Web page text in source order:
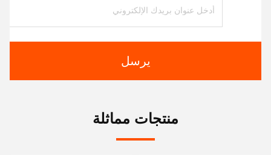
يرسل
منتجات مماثلة